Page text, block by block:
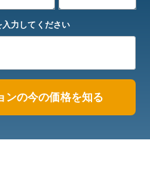
力してください
ンの今の価格を知る